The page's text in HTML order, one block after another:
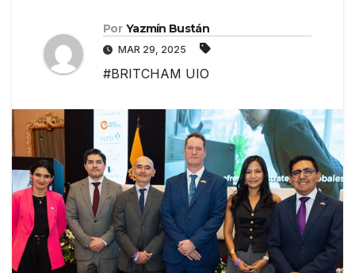
Por Yazmín Bustán
MAR 29, 2025
#BRITCHAM UIO